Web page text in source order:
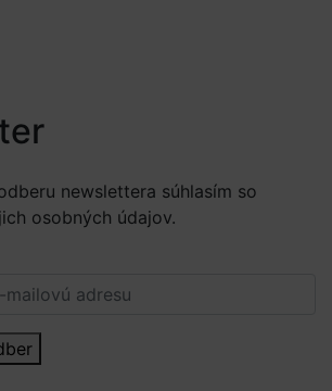
newslettera súhlasím so
osobných údajov.